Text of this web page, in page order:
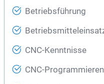
Betriebsführung
CNC-Kenntnisse
CNC-Programmieren